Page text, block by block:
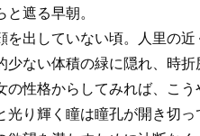
遮る早朝。
出していない頃。人里の
少ない体積の緑に隠れ、時
の性格からしてみれば、こ
り輝く瞳は瞳孔が開き切っ